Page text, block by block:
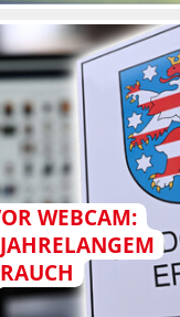
WEBCAM: